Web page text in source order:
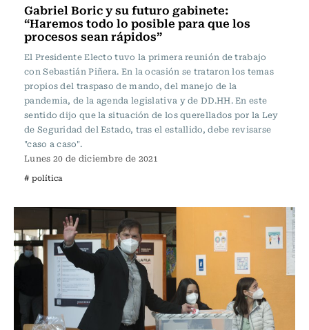
Gabriel Boric y su futuro gabinete:
“Haremos todo lo posible para que los
procesos sean rápidos”
El Presidente Electo tuvo la primera reunión de trabajo
con Sebastián Piñera. En la ocasión se trataron los temas
propios del traspaso de mando, del manejo de la
pandemia, de la agenda legislativa y de DD.HH. En este
sentido dijo que la situación de los querellados por la Ley
de Seguridad del Estado, tras el estallido, debe revisarse
"caso a caso".
Lunes 20 de diciembre de 2021
# política